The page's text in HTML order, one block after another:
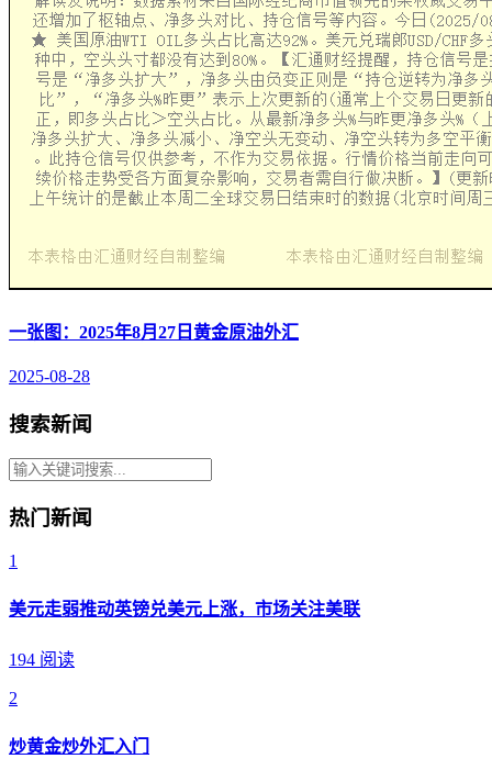
一张图：2025年8月27日黄金原油外汇
2025-08-28
搜索新闻
热门新闻
1
美元走弱推动英镑兑美元上涨，市场关注美联
194 阅读
2
炒黄金炒外汇入门